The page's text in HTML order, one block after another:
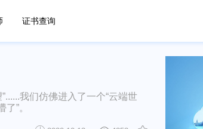
证书查询
我们仿佛进入了一个“云端世
”。